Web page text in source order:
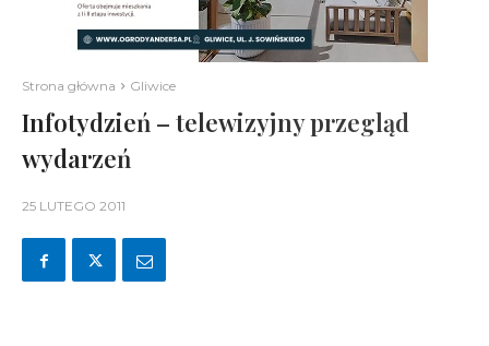
Strona główna Gliwice
Infotydzień – telewizyjny przegląd
wydarzeń
25 LUTEGO 2011